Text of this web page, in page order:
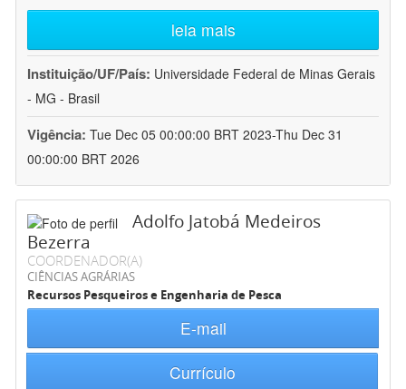
leia mais
Instituição/UF/País: Universidade Federal de Minas Gerais
- MG - Brasil
Vigência: Tue Dec 05 00:00:00 BRT 2023-Thu Dec 31
00:00:00 BRT 2026
Adolfo Jatobá Medeiros
Bezerra
COORDENADOR(A)
CIÊNCIAS AGRÁRIAS
Recursos Pesqueiros e Engenharia de Pesca
E-mail
Currículo